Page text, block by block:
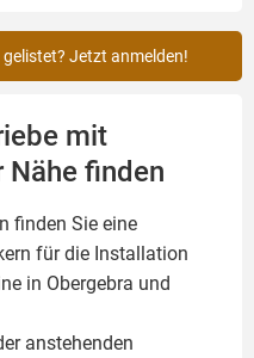
Jetzt anmelden!
mit
Nähe finden
finden Sie eine
für die Installation
in Obergebra und
anstehenden